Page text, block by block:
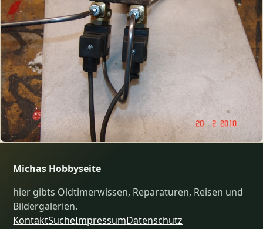
Michas Hobbyseite
hier gibts Oldtimerwissen, Reparaturen, Reisen und
Bildergalerien.
KontaktSucheImpressumDatenschutz